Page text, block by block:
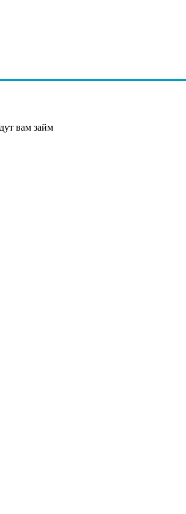
вам займ